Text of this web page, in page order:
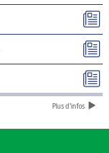
Plus d'infos